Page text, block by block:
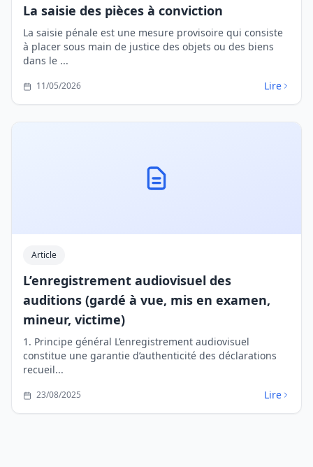
La saisie des pièces à conviction
La saisie pénale est une mesure provisoire qui consiste
à placer sous main de justice des objets ou des biens
dans le ...
11/05/2026 Lire
Article
L’enregistrement audiovisuel des
auditions (gardé à vue, mis en examen,
mineur, victime)
1. Principe général L’enregistrement audiovisuel
constitue une garantie d’authenticité des déclarations
recueil...
23/08/2025 Lire